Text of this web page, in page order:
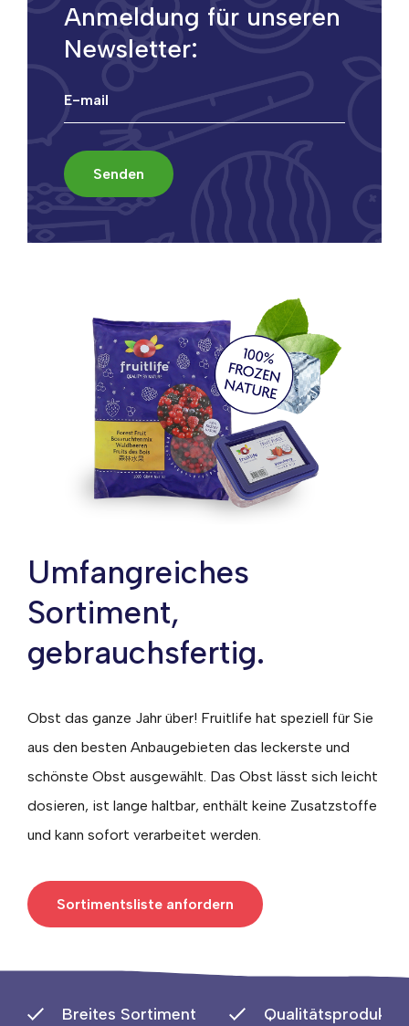
Anmeldung für unseren
Newsletter:
Umfangreiches
Sortiment,
gebrauchsfertig.
Obst das ganze Jahr über! Fruitlife hat speziell für Sie
aus den besten Anbaugebieten das leckerste und
schönste Obst ausgewählt. Das Obst lässt sich leicht
dosieren, ist lange haltbar, enthält keine Zusatzstoffe
und kann sofort verarbeitet werden.
Sortimentsliste anfordern
Breites Sortiment Qualitätsprodukte